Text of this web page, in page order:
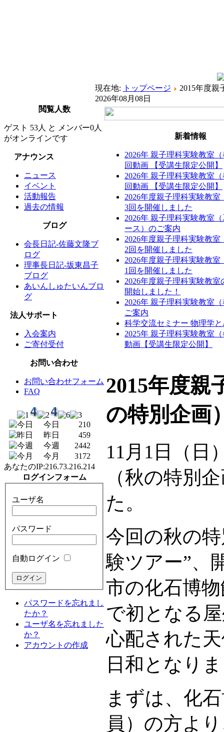
現在地: トップページ
2015年度親
2026年08月08日
閲覧人数
ゲスト 53人 と メンバー0人
がオンラインです
アナウンス
ニュース
イベント
活動報告
過去の情報
ブログ
会長日記-佐藤文隆ブ
ログ
理事長日記-坂東昌子
ブログ
あいんしゅたいんブロ
グ
法人サポート
入会案内
ご寄付受付
お問い合わせ
お問い合わせフォーム
FAQ
今日
210
昨日
459
今週
2442
今月
3172
あなたのIP:216.73.216.214
ログインフォーム
ユーザ名
パスワード
自動ログイン
パスワードを忘れまし
たか？
ユーザ名を忘れました
か？
アカウントの作成
新着情報
2026年 親子理科実験教室
回動画 【受講生限定公開】
2026年 親子理科実験教室
回動画 【受講生限定公開】
2026年度親子理科実験教室
3回を開催しました
2026年 親子理科実験教室
ース）のご案内
2026年度親子理科実験教室
2回を開催しました
2026年度親子理科実験教室
1回を開催しました
2026年度親子理科実験教室
開始しました！
2026年 親子理科実験教室
ご案内
科学交流セミナー 物理学
2025年 親子理科実験教室
動画【受講生限定公開】
2015年度親
の特別企画
11月1日（日
（秋の特別
た。
今回の秋の
験ツアー”、
市の化石博
で初となる
心配された
日和となり
まずは、化
員）の方よ